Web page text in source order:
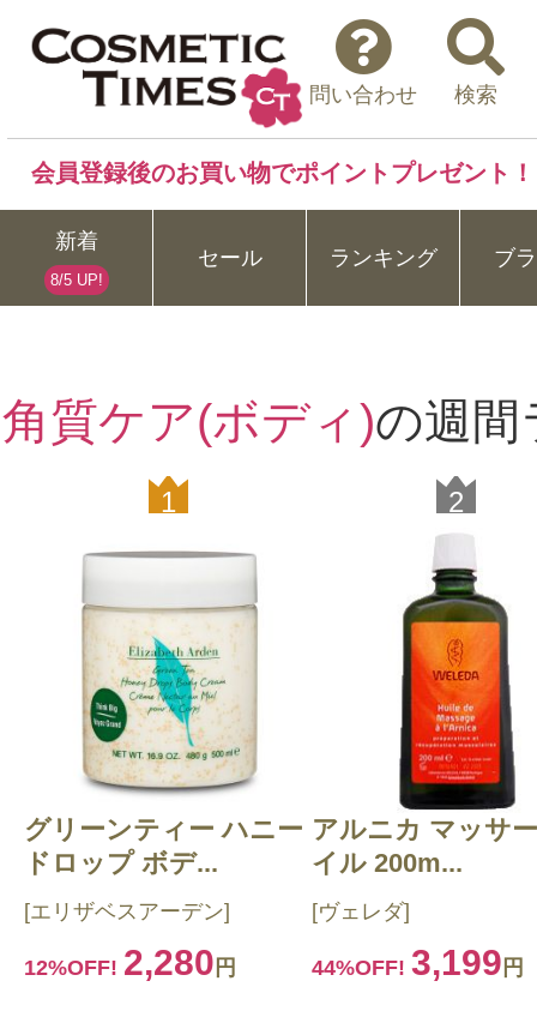
問い合わせ 検索
会員登録後のお買い物でポイントプレゼント！
新着
8/5 UP!
セール ランキング ブ
角質ケア(ボディ)の週間
1
グリーンティー ハニー
ドロップ ボデ...
[エリザベスアーデン]
12%OFF! 2,280 円
2
アルニカ マッサ
イル 200m...
[ヴェレダ]
44%OFF! 3,199 円